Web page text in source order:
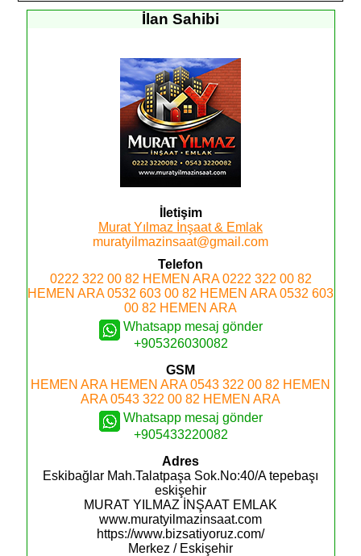
İlan Sahibi
İletişim
Murat Yılmaz İnşaat & Emlak
muratyilmazinsaat@gmail.com
Telefon
0222 322 00 82 HEMEN ARA 0222 322 00 82
HEMEN ARA 0532 603 00 82 HEMEN ARA 0532 603
00 82 HEMEN ARA
Whatsapp mesaj gönder
+905326030082
GSM
HEMEN ARA HEMEN ARA 0543 322 00 82 HEMEN
ARA 0543 322 00 82 HEMEN ARA
Whatsapp mesaj gönder
+905433220082
Adres
Eskibağlar Mah.Talatpaşa Sok.No:40/A tepebaşı
eskişehir
MURAT YILMAZ İNŞAAT EMLAK
www.muratyilmazinsaat.com
https://www.bizsatiyoruz.com/
Merkez / Eskişehir